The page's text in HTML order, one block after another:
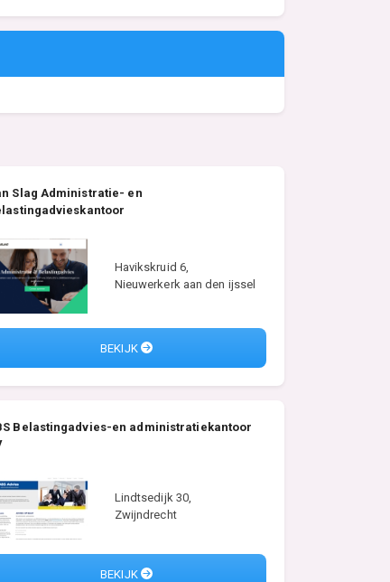
Slag Administratie- en
Havikskruid 6,
Nieuwerkerk aan den ijssel
BEKIJK
Belastingadvies-en administratiekantoor
Lindtsedijk 30,
Zwijndrecht
BEKIJK